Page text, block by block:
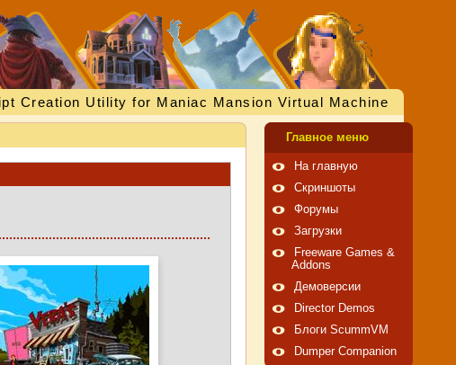
Creation Utility for Maniac Mansion Virtual Machine
Главное меню
На главную
Скриншоты
Форумы
Загрузки
Freeware Games &
Addons
Демоверсии
Director Demos
Блоги ScummVM
Dumper Companion